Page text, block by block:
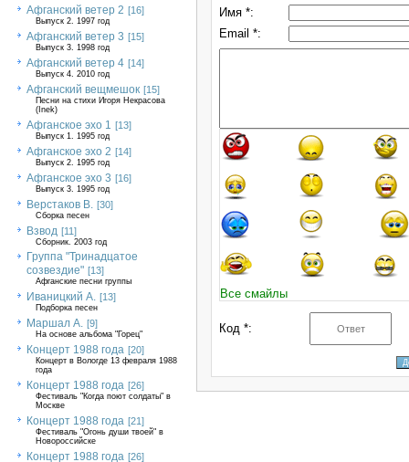
Афганский ветер 2 [16]
Выпуск 2. 1997 год
Афганский ветер 3 [15]
Выпуск 3. 1998 год
Афганский ветер 4 [14]
Выпуск 4. 2010 год
Афганский вещмешок [15]
Песни на стихи Игоря Некрасова
(Inek)
Афганское эхо 1 [13]
Выпуск 1. 1995 год
Афганское эхо 2 [14]
Выпуск 2. 1995 год
Афганское эхо 3 [16]
Выпуск 3. 1995 год
Верстаков В. [30]
Сборка песен
Взвод [11]
Сборник. 2003 год
Группа "Тринадцатое
созвездие" [13]
Афганские песни группы
Иваницкий А. [13]
Подборка песен
Маршал А. [9]
На основе альбома "Горец"
Концерт 1988 года [20]
Концерт в Вологде 13 февраля 1988
года
Концерт 1988 года [26]
Фестиваль "Когда поют солдаты" в
Москве
Концерт 1988 года [21]
Фестиваль "Огонь души твоей" в
Новороссийске
Концерт 1988 года [26]
Имя *:
Email *:
Все смайлы
Код *: